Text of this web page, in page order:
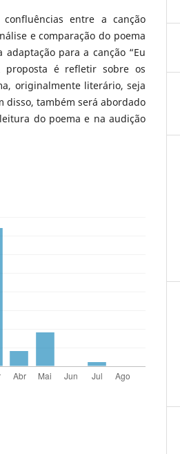
entre a canção
e comparação do poema
adaptação para a canção “Eu
proposta é refletir sobre os
originalmente literário, seja
disso, também será abordado
do poema e na audição